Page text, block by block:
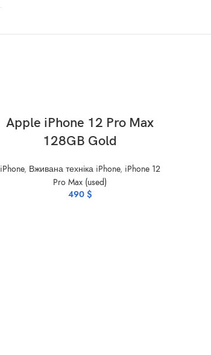
Apple iPhone 12 Pro Max
128GB Gold
iPhone, Вживана техніка iPhone, iPhone 12
Pro Max (used)
490 $